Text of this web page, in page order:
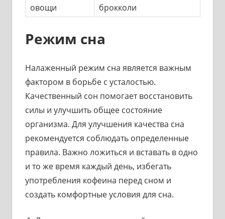
овощи
брокколи
Режим сна
Налаженный режим сна является важным
фактором в борьбе с усталостью.
Качественный сон помогает восстановить
силы и улучшить общее состояние
организма. Для улучшения качества сна
рекомендуется соблюдать определенные
правила. Важно ложиться и вставать в одно
и то же время каждый день, избегать
употребления кофеина перед сном и
создать комфортные условия для сна.